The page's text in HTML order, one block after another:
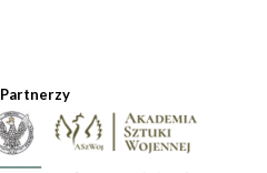
Partnerzy